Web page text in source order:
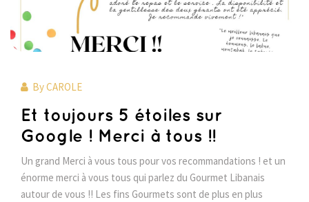
ByCAROLE
Et toujours 5 étoiles sur
Google ! Merci à tous !!
Un grand Merci à vous tous pour vos recommandations ! et un
énorme merci à vous tous qui parlez du Gourmet Libanais
autour de vous !! Les fins Gourmets sont de plus en plus